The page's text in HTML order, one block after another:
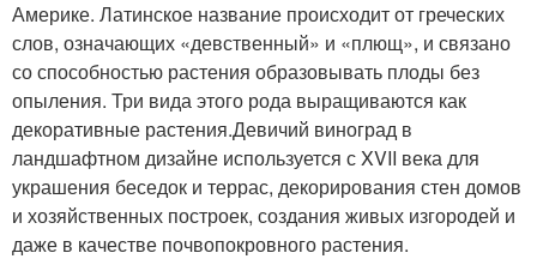
Америке. Латинское название происходит от греческих
слов, означающих «девственный» и «плющ», и связано
со способностью растения образовывать плоды без
опыления. Три вида этого рода выращиваются как
декоративные растения.Девичий виноград в
ландшафтном дизайне используется с XVII века для
украшения беседок и террас, декорирования стен домов
и хозяйственных построек, создания живых изгородей и
даже в качестве почвопокровного растения.